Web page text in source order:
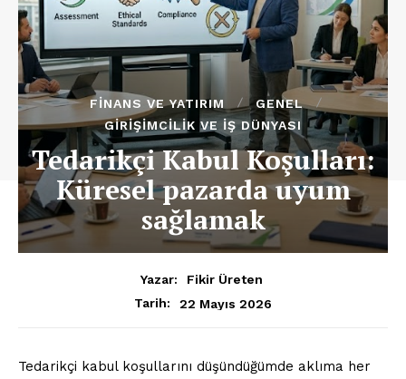
FINANS VE YATIRIM
GENEL
GIRIŞIMCILIK VE İŞ DÜNYASI
Tedarikçi Kabul Koşulları:
Küresel pazarda uyum
sağlamak
Yazar:
Fikir Üreten
Tarih:
22 Mayıs 2026
Tedarikçi kabul koşullarını düşündüğümde aklıma her